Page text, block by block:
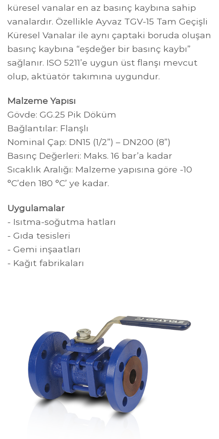
küresel vanalar en az basınç kaybına sahip
vanalardır. Özellikle Ayvaz TGV-15 Tam Geçişli
Küresel Vanalar ile aynı çaptaki boruda oluşan
basınç kaybına “eşdeğer bir basınç kaybı”
sağlanır. ISO 5211’e uygun üst flanşı mevcut
olup, aktüatör takımına uygundur.
Malzeme Yapısı
Gövde: GG.25 Pik Döküm
Bağlantılar: Flanşlı
Nominal Çap: DN15 (1/2”) – DN200 (8”)
Basınç Değerleri: Maks. 16 bar’a kadar
Sıcaklık Aralığı: Malzeme yapısına göre -10
°C’den 180 °C’ ye kadar.
Uygulamalar
- Isıtma-soğutma hatları
- Gıda tesisleri
- Gemi inşaatları
- Kağıt fabrikaları